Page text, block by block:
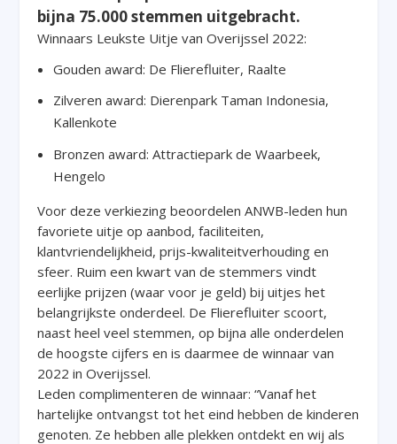
bijna 75.000 stemmen uitgebracht.
Winnaars Leukste Uitje van Overijssel 2022:
Gouden award: De Flierefluiter, Raalte
Zilveren award: Dierenpark Taman Indonesia,
Kallenkote
Bronzen award: Attractiepark de Waarbeek,
Hengelo
Voor deze verkiezing beoordelen ANWB-leden hun
favoriete uitje op aanbod, faciliteiten,
klantvriendelijkheid, prijs-kwaliteitverhouding en
sfeer. Ruim een kwart van de stemmers vindt
eerlijke prijzen (waar voor je geld) bij uitjes het
belangrijkste onderdeel. De Flierefluiter scoort,
naast heel veel stemmen, op bijna alle onderdelen
de hoogste cijfers en is daarmee de winnaar van
2022 in Overijssel.
Leden complimenteren de winnaar: “Vanaf het
hartelijke ontvangst tot het eind hebben de kinderen
genoten. Ze hebben alle plekken ontdekt en wij als